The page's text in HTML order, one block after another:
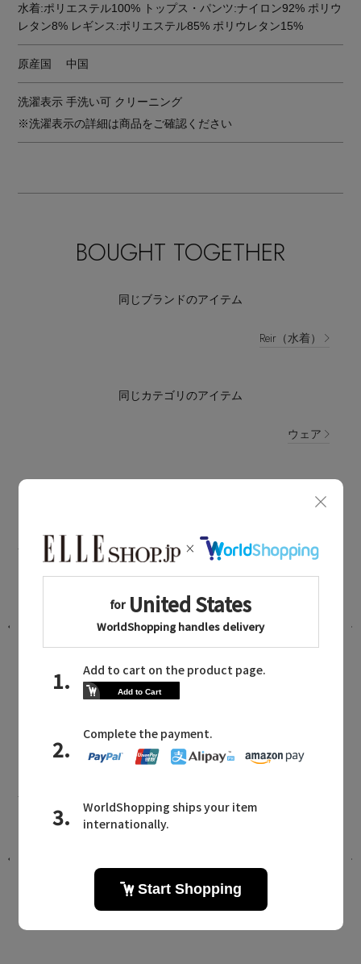
水着:ポリエステル100% トップス・パンツ:ナイロン92% ポリウ
レタン8% レギンス:ポリエステル85% ポリウレタン15%
原産国 中国
洗濯表示 手洗い可 クリーニング
※洗濯表示の詳細は商品をご確認ください
BOUGHT TOGETHER
同じブランドのアイテム
Reir（水着）
同じカテゴリのアイテム
ウェア
レイールに関連するニュース
旅行やレジャーで選ばれている、人気
Reir MAILMAGAZINE
ル」の新作
2026.07.20 UP